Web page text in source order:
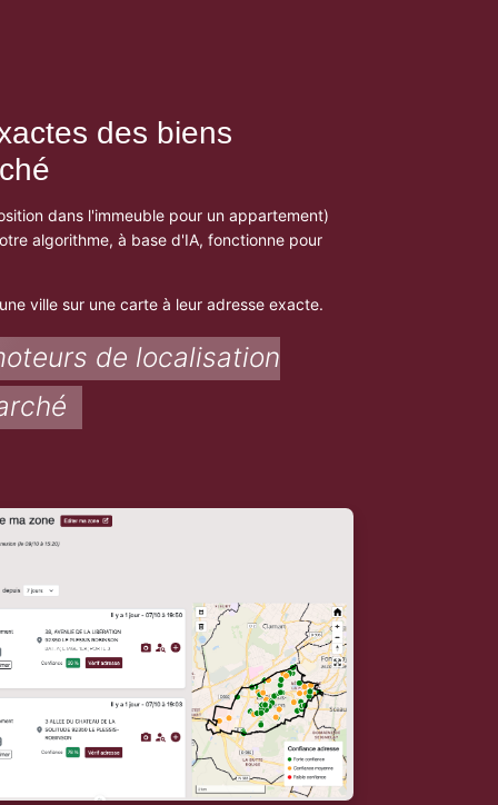
des biens
dans l'immeuble pour un appartement)
algorithme, à base d'IA, fonctionne pour
ville sur une carte à leur adresse exacte.
de localisation